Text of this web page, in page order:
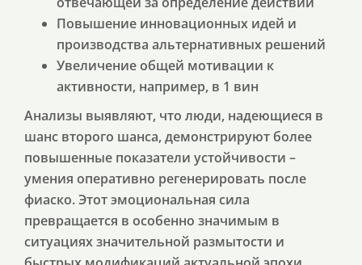
Повышение инновационных идей и
производства альтернативных решений
Увеличение общей мотивации к
активности, например, в 1 вин
Анализы выявляют, что люди, надеющиеся в
шанс второго шанса, демонстрируют более
повышенные показатели устойчивости –
умения оперативно регенерировать после
фиаско. Этот эмоциональная сила
превращается в особенно значимым в
ситуациях значительной размытости и